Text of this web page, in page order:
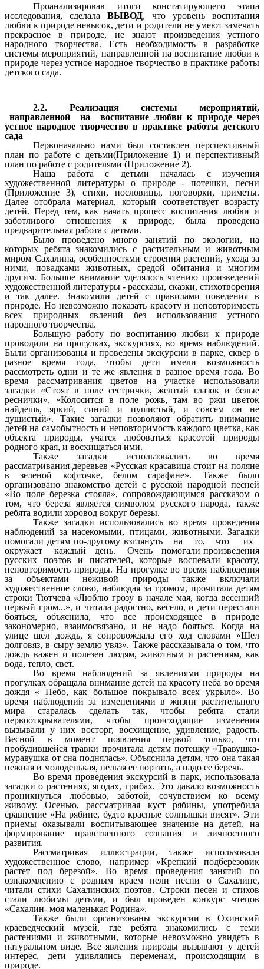
Проанализировав итоги констатирующего этапа
исследования, сделала ВЫВОД, что уровень воспитания
любви к природе невысок, дети и родители не умеют замечать
прекрасное в природе, не знают произведения устного
народного творчества. Есть необходимость в разработке
системы мероприятий, направленной на воспитание любви к
природе через устное народное творчество в практике работы
детского сада.
2.2. Реализация системы мероприятий,
направленной на воспитание любви к природе через
устное народное творчество в практике работы детского
сада
Первоначально нами был составлен перспективный
план по работе с детьми(Приложение 1) и перспективный
план по работе с родителями (Приложение 2).
Наша работа с детьми началась с изучения
художественной литературы о природе - потешки, песни
(Приложение 3), стихи, пословицы, поговорки, приметы.
Далее отобрала материал, который соответствует возрасту
детей. Перед тем, как начать процесс воспитания любви и
заботливого отношения к природе, была проведена
предварительная работа с детьми.
Было проведено много занятий по экологии, на
которых ребята знакомились с растительным и животным
миром Сахалина, особенностями строения растений, ухода за
ними, повадками животных, средой обитания и многим
другим. Большое внимание уделялось чтению произведений
художественной литературы - рассказы, сказки, стихотворения
и так далее. Знакомили детей с правилами поведения в
природе. Но невозможно показать красоту и неповторимость
всех природных явлений без использования устного
народного творчества.
Большую работу по воспитанию любви к природе
проводили на прогулках, экскурсиях, во время наблюдений.
Были организованы и проведены экскурсии в парке, сквер в
разное время года, чтобы дети имели возможность
рассмотреть одни и те же явления в разное время года. Во
время рассматривания цветов на участке использовали
загадки «Стоят в поле сестрички, желтый глазок и белые
реснички», «Колосится в поле рожь, там во ржи цветок
найдешь, яркий, синий и пушистый, и совсем он не
душистый». Такие загадки позволяют обратить внимание
детей на самобытность и неповторимость каждого цветка, как
объекта природы, учатся любоваться красотой природы
родного края, и восхищаться ими.
Также загадки использовались во время
рассматривания деревьев «Русская красавица стоит на поляне
в зеленой кофточке, белом сарафане». Также было
организовано знакомство детей с русской народной песней
«Во поле березка стояла», сопровождающимся рассказом о
том, что береза является символом русского народа, также
ребята водили хоровод вокруг березы.
Также загадки использовались во время проведения
наблюдений за насекомыми, птицами, животными. Загадки
помогали детям по-другому взглянуть на то, что их
окружает каждый день. Очень помогали произведения
русских поэтов и писателей, которые воспевали красоту,
неповторимость природы. На прогулке во время наблюдения
за объектами неживой природы также включали
художественное слово, наблюдая за громом, прочитала детям
строки Тютчева «Люблю грозу в начале мая, когда весенний
первый гром...», и читала радостно, весело, и дети перестали
бояться, объяснила, что все происходящее в природе
закономерно, взаимосвязано, и не надо бояться. Когда на
улице шел дождь, я сопровождала его ход словами «Шел
долговяз, в сыру землю увяз». Также рассказывала о том, что
дождь важен и полезен людям, животным и растениям, как
вода, тепло, свет.
Во время наблюдений за явлениями природы на
прогулках обращала внимание детей на красоту неба во время
дождя « Небо, как большое покрывало всех укрыло». Во
время наблюдений за изменениями в жизни растительного
мира старалась сделать так, чтобы ребята стали
первооткрывателями, чтобы происходящие изменения
вызывали у них восторг, восхищение, удивление, радость.
Весной в момент появления первой только, что
пробудившейся травки прочитала детям потешку «Травушка-
муравушка от сна поднялась». Объяснила детям, что она такая
нежная и молоденькая, нельзя ее портить, а надо ее беречь.
Во время проведения экскурсий в парк, использовала
загадки о растениях, ягодах, грибах. Это давало возможность
проникнуться любовью, заботой, сочувствием ко всему
живому. Осенью, рассматривая куст рябины, употребила
сравнение «На рябине, будто красные солнышки висят». Эти
приемы оказывали воспитывающее значение на детей, на
формирование нравственного сознания и личностного
развития.
Рассматривая иллюстрации, также использовала
художественное слово, например «Крепкий подберезовик
растет под березой». Во время проведения занятий по
ознакомлению с родным краем пели песни о Сахалине,
читали стихи Сахалинских поэтов. Строки песен и стихов
стали любимы детьми, и был проведен конкурс чтецов
«Сахалин- моя маленькая Родина».
Также были организованы экскурсии в Охинский
краеведческий музей, где ребята знакомились с теми
растениями и животными, которые невозможно увидеть в
натуральном виде. Все явления природы вызывают у детей
интерес, дети удивлялись переменам, происходящим в
природе.